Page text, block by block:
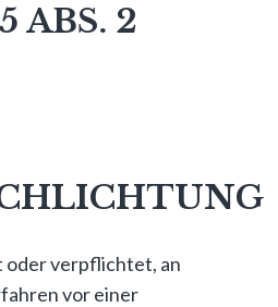
ABS. 2
oder verpflichtet, an
vor einer